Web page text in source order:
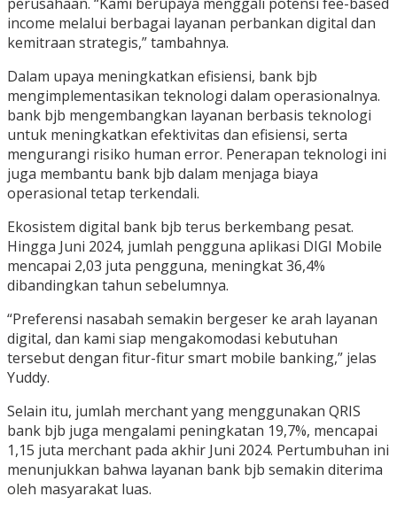
income melalui berbagai layanan perbankan digital dan
kemitraan strategis,” tambahnya.
Dalam upaya meningkatkan efisiensi, bank bjb
mengimplementasikan teknologi dalam operasionalnya.
bank bjb mengembangkan layanan berbasis teknologi
untuk meningkatkan efektivitas dan efisiensi, serta
mengurangi risiko human error. Penerapan teknologi ini
juga membantu bank bjb dalam menjaga biaya
operasional tetap terkendali.
Ekosistem digital bank bjb terus berkembang pesat.
Hingga Juni 2024, jumlah pengguna aplikasi DIGI Mobile
mencapai 2,03 juta pengguna, meningkat 36,4%
dibandingkan tahun sebelumnya.
“Preferensi nasabah semakin bergeser ke arah layanan
digital, dan kami siap mengakomodasi kebutuhan
tersebut dengan fitur-fitur smart mobile banking,” jelas
Yuddy.
Selain itu, jumlah merchant yang menggunakan QRIS
bank bjb juga mengalami peningkatan 19,7%, mencapai
1,15 juta merchant pada akhir Juni 2024. Pertumbuhan ini
menunjukkan bahwa layanan bank bjb semakin diterima
oleh masyarakat luas.